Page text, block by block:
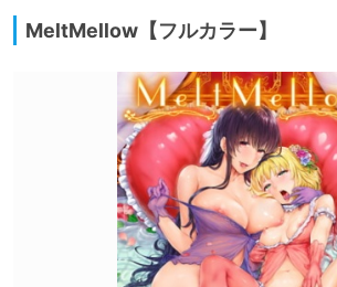
MeltMellow【フルカラー】